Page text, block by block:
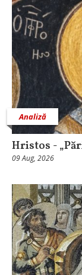
Analiză
Hristos -
09 Aug, 2026